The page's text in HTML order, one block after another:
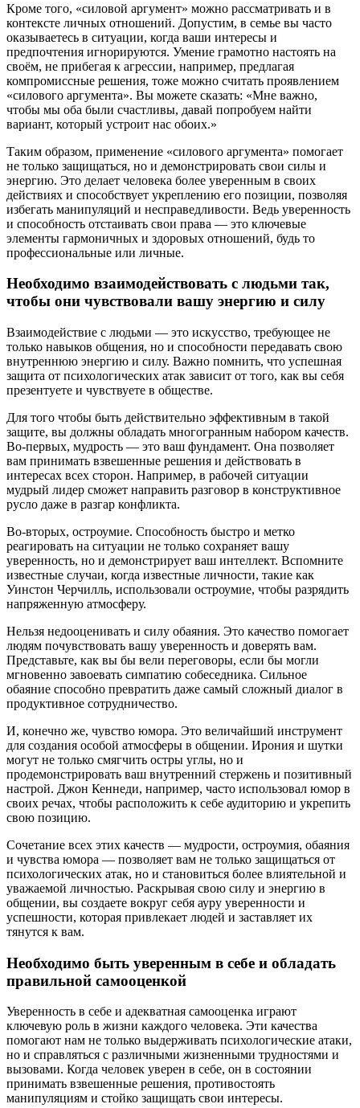
Кроме того, «силовой аргумент» можно рассматривать и в
контексте личных отношений. Допустим, в семье вы часто
оказываетесь в ситуации, когда ваши интересы и
предпочтения игнорируются. Умение грамотно настоять на
своём, не прибегая к агрессии, например, предлагая
компромиссные решения, тоже можно считать проявлением
«силового аргумента». Вы можете сказать: «Мне важно,
чтобы мы оба были счастливы, давай попробуем найти
вариант, который устроит нас обоих.»
Таким образом, применение «силового аргумента» помогает
не только защищаться, но и демонстрировать свои силы и
энергию. Это делает человека более уверенным в своих
действиях и способствует укреплению его позиции, позволяя
избегать манипуляций и несправедливости. Ведь уверенность
и способность отстаивать свои права — это ключевые
элементы гармоничных и здоровых отношений, будь то
профессиональные или личные.
Необходимо взаимодействовать с людьми так,
чтобы они чувствовали вашу энергию и силу
Взаимодействие с людьми — это искусство, требующее не
только навыков общения, но и способности передавать свою
внутреннюю энергию и силу. Важно помнить, что успешная
защита от психологических атак зависит от того, как вы себя
презентуете и чувствуете в обществе.
Для того чтобы быть действительно эффективным в такой
защите, вы должны обладать многогранным набором качеств.
Во-первых, мудрость — это ваш фундамент. Она позволяет
вам принимать взвешенные решения и действовать в
интересах всех сторон. Например, в рабочей ситуации
мудрый лидер сможет направить разговор в конструктивное
русло даже в разгар конфликта.
Во-вторых, остроумие. Способность быстро и метко
реагировать на ситуации не только сохраняет вашу
уверенность, но и демонстрирует ваш интеллект. Вспомните
известные случаи, когда известные личности, такие как
Уинстон Черчилль, использовали остроумие, чтобы разрядить
напряженную атмосферу.
Нельзя недооценивать и силу обаяния. Это качество помогает
людям почувствовать вашу уверенность и доверять вам.
Представьте, как вы бы вели переговоры, если бы могли
мгновенно завоевать симпатию собеседника. Сильное
обаяние способно превратить даже самый сложный диалог в
продуктивное сотрудничество.
И, конечно же, чувство юмора. Это величайший инструмент
для создания особой атмосферы в общении. Ирония и шутки
могут не только смягчить остры углы, но и
продемонстрировать ваш внутренний стержень и позитивный
настрой. Джон Кеннеди, например, часто использовал юмор в
своих речах, чтобы расположить к себе аудиторию и укрепить
свою позицию.
Сочетание всех этих качеств — мудрости, остроумия, обаяния
и чувства юмора — позволяет вам не только защищаться от
психологических атак, но и становиться более влиятельной и
уважаемой личностью. Раскрывая свою силу и энергию в
общении, вы создаете вокруг себя ауру уверенности и
успешности, которая привлекает людей и заставляет их
тянутся к вам.
Необходимо быть уверенным в себе и обладать
правильной самооценкой
Уверенность в себе и адекватная самооценка играют
ключевую роль в жизни каждого человека. Эти качества
помогают нам не только выдерживать психологические атаки,
но и справляться с различными жизненными трудностями и
вызовами. Когда человек уверен в себе, он в состоянии
принимать взвешенные решения, противостоять
манипуляциям и стойко защищать свои интересы.